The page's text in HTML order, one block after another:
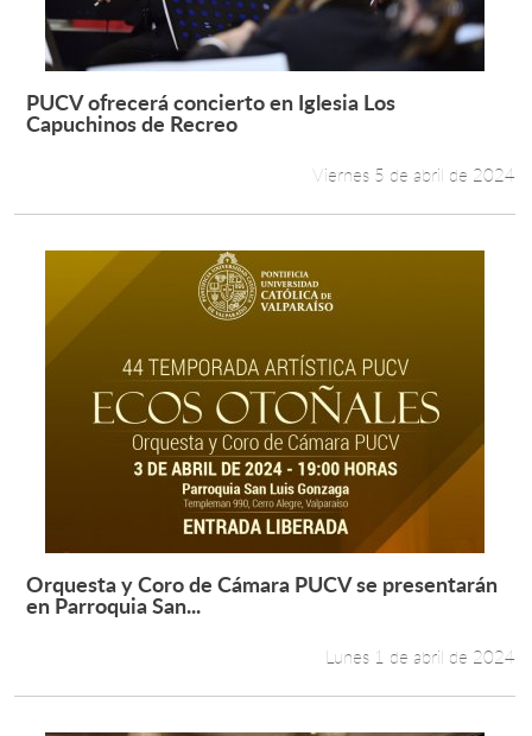
Leer más +
PUCV ofrecerá concierto en Iglesia Los
Capuchinos de Recreo
Viernes 5 de abril de 2024
Leer más +
Orquesta y Coro de Cámara PUCV se presentarán
en Parroquia San...
Lunes 1 de abril de 2024